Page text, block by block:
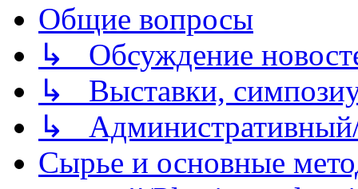
Общие вопросы
↳ Обсуждение
↳ Выставки,
↳
Сырье и основные